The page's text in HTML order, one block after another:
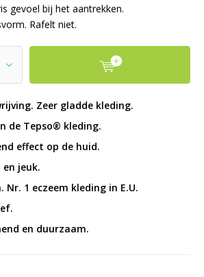
gevoel bij het aantrekken.
Rafelt niet.
Zeer gladde kleding.
de Tepso® kleding.
effect op de huid.
jeuk.
Nr. 1 eczeem kleding in E.U.
en duurzaam.